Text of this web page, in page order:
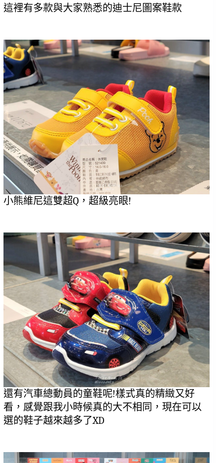
這裡有多款與大家熟悉的迪士尼圖案鞋款
小熊維尼這雙超Q，超級亮眼!
還有汽車總動員的童鞋呢!樣式真的精緻又好
看，感覺跟我小時候真的大不相同，現在可以
選的鞋子越來越多了XD